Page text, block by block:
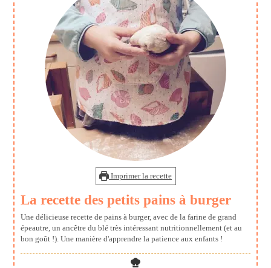
Imprimer la recette
La recette des petits pains à burger
Une délicieuse recette de pains à burger, avec de la farine de grand
épeautre, un ancêtre du blé très intéressant nutritionnellement (et au
bon goût !). Une manière d'apprendre la patience aux enfants !